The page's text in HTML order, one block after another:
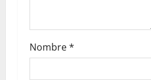
Nombre*